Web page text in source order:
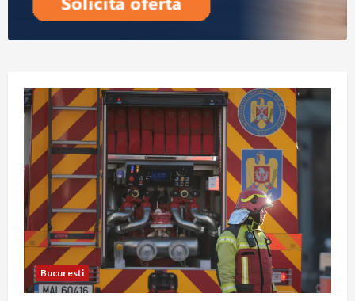
Bucuresti